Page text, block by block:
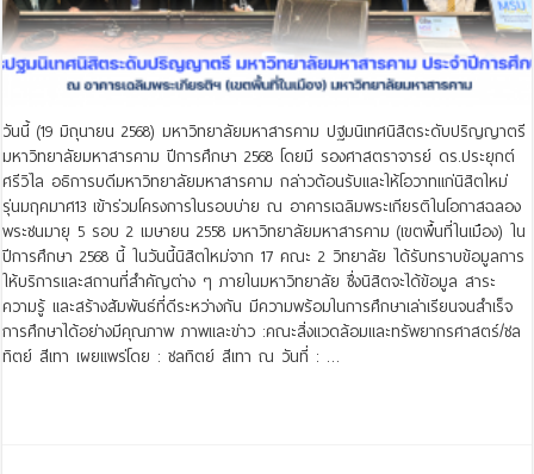
วันนี้ (19 มิถุนายน 2568) มหาวิทยาลัยมหาสารคาม ปฐมนิเทศนิสิตระดับปริญญาตรี
มหาวิทยาลัยมหาสารคาม ปีการศึกษา 2568 โดยมี รองศาสตราจารย์ ดร.ประยุกต์
ศรีวิไล อธิการบดีมหาวิทยาลัยมหาสารคาม กล่าวต้อนรับและให้โอวาทแก่นิสิตใหม่
รุ่นมฤคมาศ13 เข้าร่วมโครงการในรอบบ่าย ณ อาคารเฉลิมพระเกียรติในโอกาสฉลอง
พระชนมายุ 5 รอบ 2 เมษายน 2558 มหาวิทยาลัยมหาสารคาม (เขตพื้นที่ในเมือง) ใน
ปีการศึกษา 2568 นี้ ในวันนี้นิสิตใหม่จาก 17 คณะ 2 วิทยาลัย ได้รับทราบข้อมูลการ
ให้บริการและสถานที่สำคัญต่าง ๆ ภายในมหาวิทยาลัย ซึ่งนิสิตจะได้ข้อมูล สาระ
ความรู้ และสร้างสัมพันธ์ที่ดีระหว่างกัน มีความพร้อมในการศึกษาเล่าเรียนจนสำเร็จ
การศึกษาได้อย่างมีคุณภาพ ภาพและข่าว :คณะสิ่งแวดล้อมและทรัพยากรศาสตร์/ชล
ทิตย์ สีเทา เผยแพร่โดย : ชลทิตย์ สีเทา ณ วันที่ : …